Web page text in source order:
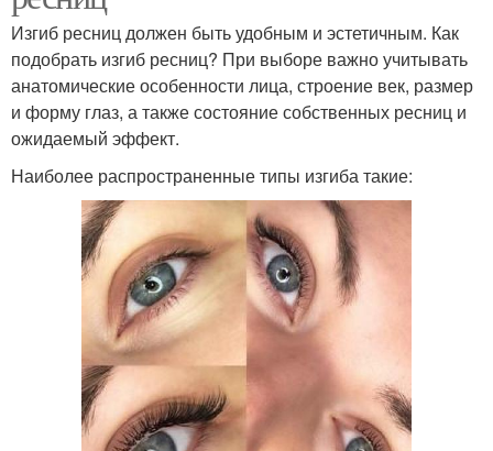
Изгиб ресниц должен быть удобным и эстетичным. Как
подобрать изгиб ресниц? При выборе важно учитывать
анатомические особенности лица, строение век, размер
и форму глаз, а также состояние собственных ресниц и
ожидаемый эффект.
Наиболее распространенные типы изгиба такие: